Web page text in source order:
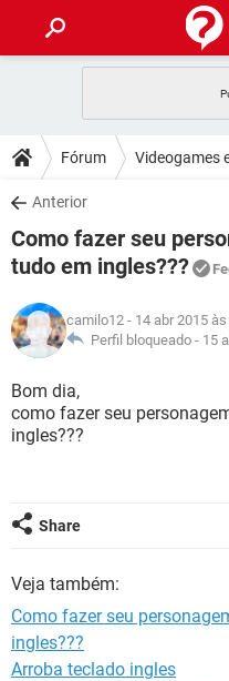
CELULAR
OUTLOOK
INSTAGRAM
GUIA DE COMPRAS
DICAS
JOGOS
OUTLOOK
GUIA DE COMPRAS
DOWNLOADS
JOGOS
CELULAR
OUTLOOK
INSTAGRAM
GUIA DE COMPRAS
FÓRUM
CELULAR
INSTAGRAM
GUIA DE COMPRAS
GLOSSÁRIO
JOGOS
CELULAR
OUTLOOK
Fórum Videogames
Anterior
Como fazer seu
tudo em ingles???
camilo12 - 14 abr 2015
Perfil bloqueado - 15
Bom dia,
como fazer seu
ingles???
Share
Veja também:
Como fazer seu
ingles???
Arroba teclado ingles